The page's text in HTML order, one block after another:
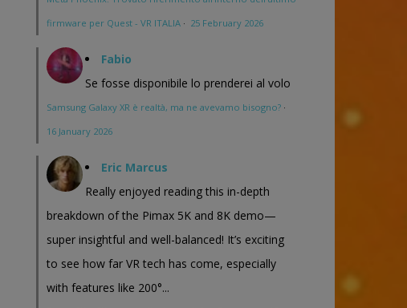
firmware per Quest - VR ITALIA · 25 February 2026
Fabio
Se fosse disponibile lo prenderei al volo
Samsung Galaxy XR è realtà, ma ne avevamo bisogno? ·
16 January 2026
Eric Marcus
Really enjoyed reading this in-depth
breakdown of the Pimax 5K and 8K demo—
super insightful and well-balanced! It’s exciting
to see how far VR tech has come, especially
with features like 200°...